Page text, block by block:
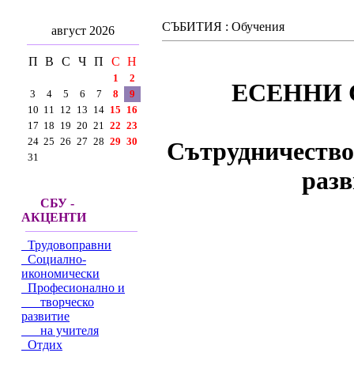
август 2026
П В С Ч П С Н
1
2
3
4 5 6 7 8
9
10 11 12 13 14 15 16
17 18 19 20 21 22 23
24 25 26 27 28 29 30
31
СБУ -
АКЦЕНТИ
Трудовоправни
Социално-
икономически
Професионално и
творческо
развитие
на учителя
Отдих
СЪБИТИЯ : Обучения
ЕСЕННИ